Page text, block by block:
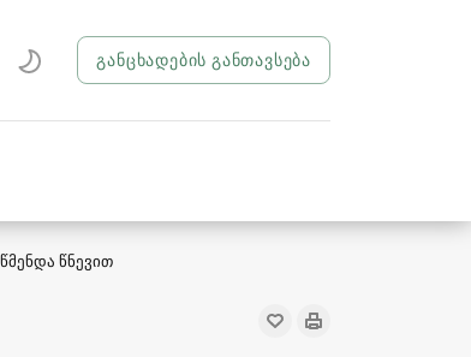
განცხადების განთავსება
წნევით